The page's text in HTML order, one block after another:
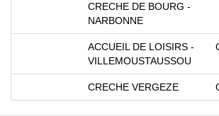
CRECHE DE BOURG -
NARBONNE
ACCUEIL DE LOISIRS -
VILLEMOUSTAUSSOU
CRECHE VERGEZE